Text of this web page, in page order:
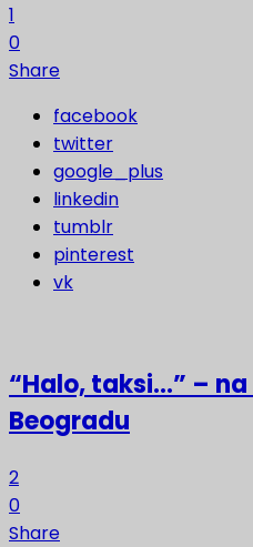
1
0
Share
facebook
twitter
google_plus
linkedin
tumblr
pinterest
vk
“Halo, taksi…” –
Beogradu
2
0
Share